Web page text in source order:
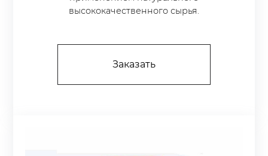
высококачественного сырья.
Заказать